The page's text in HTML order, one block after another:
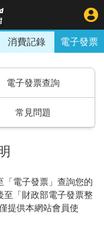
消費記錄 電子發票
電子發票查詢
常見問題
「電子發票」查詢您的
至「財政部電子發票整
提供本網站會員使